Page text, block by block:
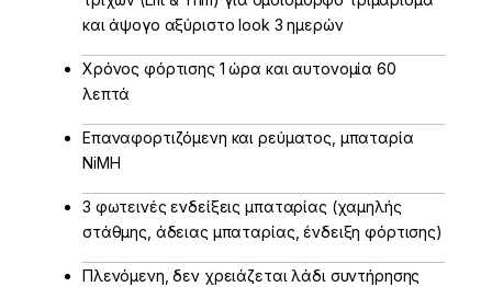
και άψογο αξύριστο look 3 ημερών
Χρόνος φόρτισης 1 ώρα και αυτονομία 60
λεπτά
Επαναφορτιζόμενη και ρεύματος, μπαταρία
NiMΗ
3 φωτεινές ενδείξεις μπαταρίας (χαμηλής
στάθμης, άδειας μπαταρίας, ένδειξη φόρτισης)
Πλενόμενη, δεν χρειάζεται λάδι συντήρησης